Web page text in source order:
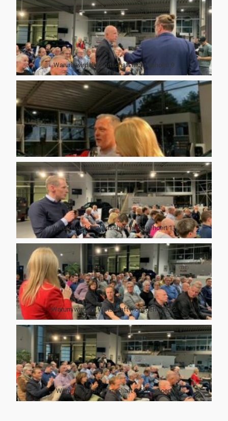
Warum wird die Wirtschaft nicht gehoert 8 rotated
Warum wird die Wirtschaft nicht gehoert 9
Warum wird die Wirtschaft nicht gehoert 11
Warum wird die Wirtschaft nicht gehoert 12
Warum wird die Wirtschaft nicht gehoert